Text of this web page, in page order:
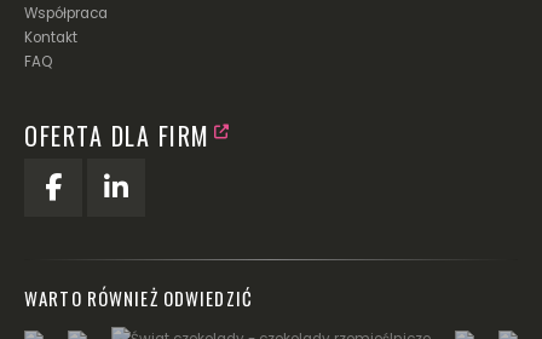
Współpraca
Kontakt
FAQ
OFERTA DLA FIRM
WARTO RÓWNIEŻ ODWIEDZIĆ